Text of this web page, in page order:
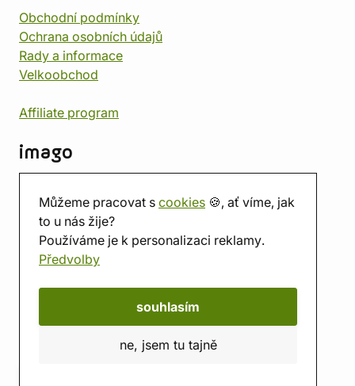
Můžeme pracovat s cookies 🍪, ať víme, jak
to u nás žije?
Používáme je k personalizaci reklamy.
Předvolby
souhlasím
ne, jsem tu tajně
Obchodní podmínky
Ochrana osobních údajů
Rady a informace
Velkoobchod
Affiliate program
imago
Prodejna
Herna
O nás
Hodnocení obchodu